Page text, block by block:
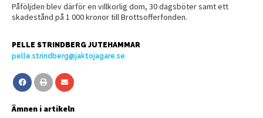
Påföljden blev därför en villkorlig dom, 30 dagsböter samt ett
skadestånd på 1 000 kronor till Brottsofferfonden.
PELLE STRINDBERG JUTEHAMMAR
pelle.strindberg@jaktojagare.se
Ämnen i artikeln